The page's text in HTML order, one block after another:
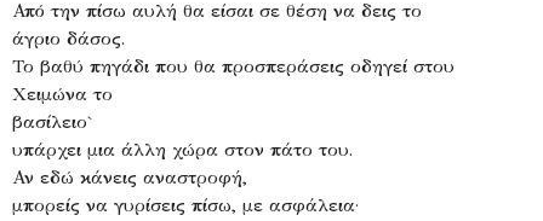
Από την πίσω αυλή θα είσαι σε θέση να δεις το
άγριο δάσος.
Το βαθύ πηγάδι που θα προσπεράσεις οδηγεί στου
Χειμώνα το
βασίλειο`
υπάρχει μια άλλη χώρα στον πάτο του.
Αν εδώ κάνεις αναστροφή,
μπορείς να γυρίσεις πίσω, με ασφάλεια·